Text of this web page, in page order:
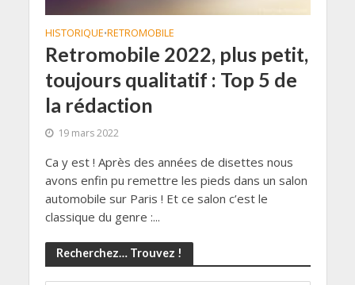
HISTORIQUE•RETROMOBILE
Retromobile 2022, plus petit,
toujours qualitatif : Top 5 de
la rédaction
19 mars 2022
Ca y est ! Après des années de disettes nous
avons enfin pu remettre les pieds dans un salon
automobile sur Paris ! Et ce salon c’est le
classique du genre :...
Recherchez… Trouvez !